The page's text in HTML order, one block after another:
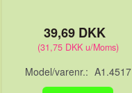
39,69 DKK
(31,75 DKKu/Moms)
Model/varenr.: A1.4517